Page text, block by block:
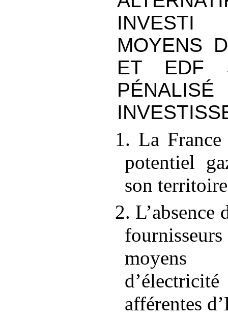
MOYENS
ET EDF
1. La France
potentiel
son territoire
2. L’absence
moyens
afférentes